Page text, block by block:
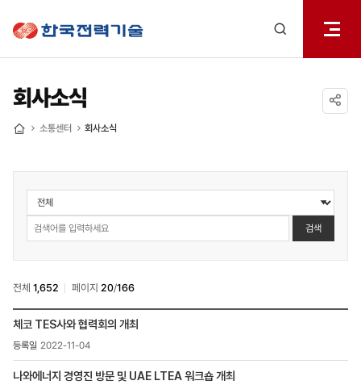
열기
회사소식
소통센터 회사소식
소통센터
>
회사소식
검색
검색
전체 1,652 페이지 20/166
소통센터
회사소식
목록
-
체코 TES사와 협력회의 개최
2022-11-04
나와에너지 경영진 방문 및 UAE LTEA 워크숍 개최